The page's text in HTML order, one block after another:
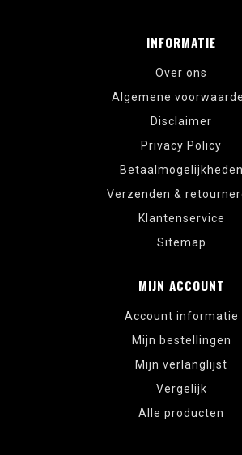
INFORMATIE
Over ons
Algemene
Disclaimer
Privacy Policy
Betaalmogelijkheden
Verzenden &
Klantenservice
Sitemap
MIJN ACCOUNT
Account informatie
Mijn bestellingen
Mijn verlanglijst
Vergelijk
Alle producten